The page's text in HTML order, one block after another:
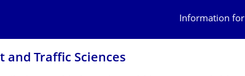
Information for
Traffic Sciences